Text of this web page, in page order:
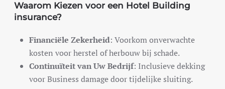
Waarom Kiezen voor een Hotel Building
insurance?
Financiële Zekerheid: Voorkom onverwachte
kosten voor herstel of herbouw bij schade.
Continuïteit van Uw Bedrijf: Inclusieve dekking
voor Business damage door tijdelijke sluiting.